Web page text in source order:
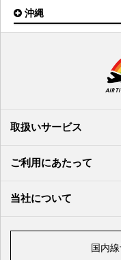
但馬空港
出雲空港
米子空港
徳島空港
福岡空港
鹿児島空港
北九州空港
奄美大島空港
徳之島空港
喜界島空港
沖縄
南大東空港
多良間空港
取扱いサービス
ご利用にあたって
当社について
国内